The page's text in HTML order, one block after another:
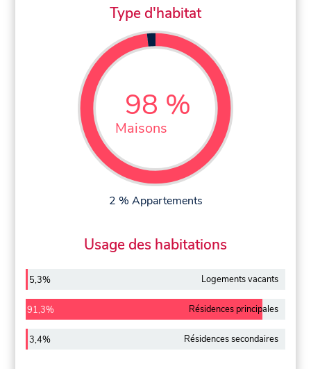
Type d'habitat
98 %
Maisons
2 % Appartements
Usage des habitations
5,3% Logements vacants
91,3% Résidences principales
3,4% Résidences secondaires